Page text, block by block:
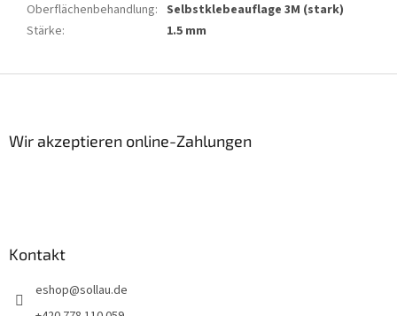
Oberflächenbehandlung: Selbstklebeauflage 3M (stark)
Stärke: 1.5 mm
Wir akzeptieren online-Zahlungen
Kontakt
eshop@sollau.de